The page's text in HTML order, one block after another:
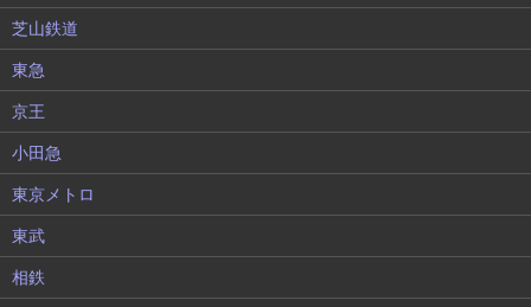
芝山鉄道
東急
京王
小田急
東京メトロ
東武
相鉄